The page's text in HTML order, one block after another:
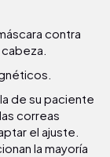
contra
de su paciente
correas
el ajuste.
la mayoría